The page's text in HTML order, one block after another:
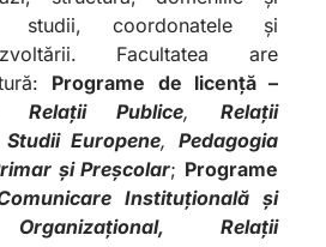
studii, coordonatele și
Facultatea are
Programe de licență –
Relații Publice, Relații
Europene, Pedagogia
și Preșcolar; Programe
Instituțională și
Relații